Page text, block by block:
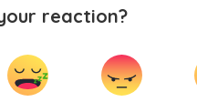
reaction?